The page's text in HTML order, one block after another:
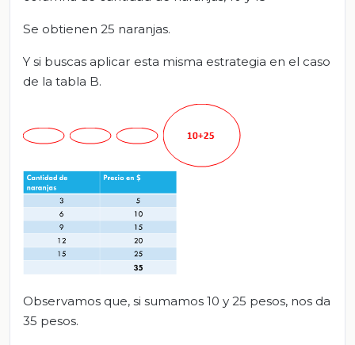
Se obtienen 25 naranjas.
Y si buscas aplicar esta misma estrategia en el caso
de la tabla B.
Observamos que, si sumamos 10 y 25 pesos, nos da
35 pesos.